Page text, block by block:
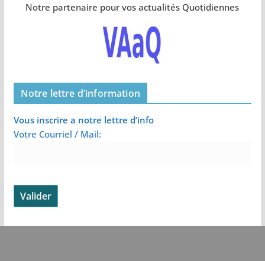
Notre partenaire pour vos actualités Quotidiennes
Notre lettre d’information
Vous inscrire a notre lettre d’info
Votre Courriel / Mail: